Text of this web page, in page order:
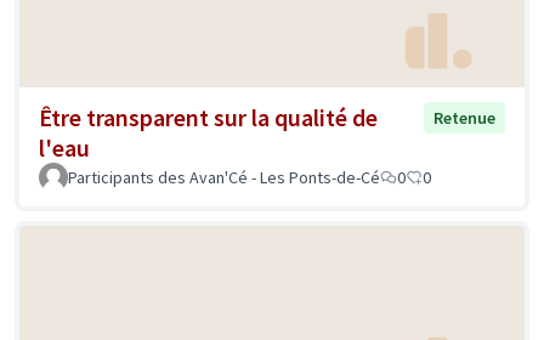
Être transparent sur la qualité de
l'eau
Retenue
Participants des Avan'Cé - Les Ponts-de-Cé 0 0